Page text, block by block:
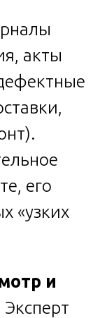
акты
его
«узких
и
Эксперт